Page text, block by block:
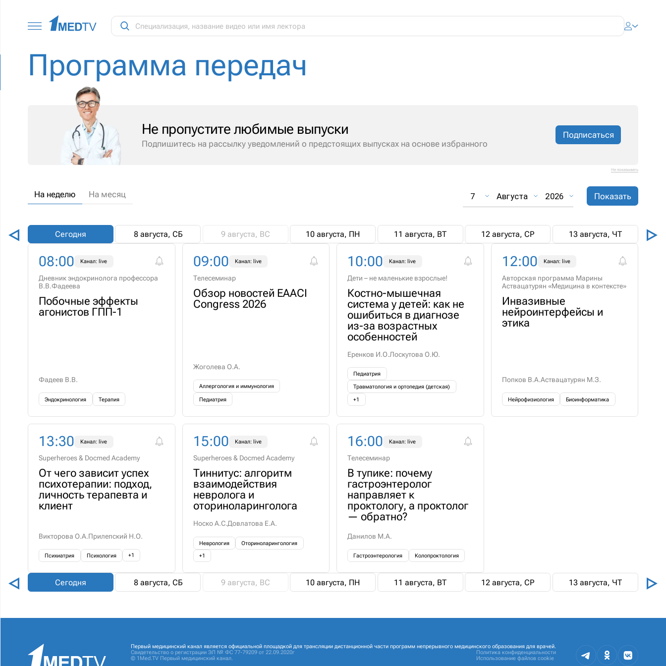
Программа передач
Не пропустите любимые выпуски
Подпишитесь на рассылку уведомлений о предстоящих выпусках на основе избранного
Подписаться
Не показывать
На неделю На месяц 7 Августа 2026 Показать
Сегодня 8 августа, СБ 9 августа, ВС 10 августа, ПН 11 августа, ВТ 12 августа, СР 13 августа, ЧТ
08:00 Канал: live
Дневник эндокринолога профессора
В.В.Фадеева
Побочные эффекты
агонистов ГПП-1
Фадеев В.В.
Эндокринология Терапия
09:00 Канал: live
Телесеминар
Обзор новостей EAACI
Congress 2026
Жоголева О.А.
Аллергология и иммунология
Педиатрия
10:00 Канал: live
Дети – не маленькие взрослые!
Костно-мышечная
система у детей: как не
ошибиться в диагнозе
из-за возрастных
особенностей
Еренков И.О.Лоскутова О.Ю.
Педиатрия
Травматология и ортопедия (детская)
+1
12:00 Канал: live
Авторская программа Марины
Аствацатурян «Медицина в контексте»
Инвазивные
нейроинтерфейсы и
этика
Попков В.А.Аствацатурян М.З.
Нейрофизиология Биоинформатика
13:30 Канал: live
Superheroes & Docmed Academy
От чего зависит успех
психотерапии: подход,
личность терапевта и
клиент
Викторова О.А.Прилепский Н.О.
Психиатрия Психология +1
15:00 Канал: live
Superheroes & Docmed Academy
Тиннитус: алгоритм
взаимодействия
невролога и
оториноларинголога
Носко А.С.Довлатова Е.А.
Неврология
Оториноларингология
+1
16:00 Канал: live
Телесеминар
В тупике: почему
гастроэнтеролог
направляет к
проктологу, а проктолог
— обратно?
Данилов М.А.
Гастроэнтерология Колопроктология
Сегодня 8 августа, СБ 9 августа, ВС 10 августа, ПН 11 августа, ВТ 12 августа, СР 13 августа, ЧТ
Первый медицинский канал является официальной площадкой для трансляции дистанционной части программ непрерывного медицинского образования для врачей.
Свидетельство о регистрации ЭЛ № ФС 77-79209 от 22.09.2020г
© 1Med.TV Первый медицинский канал.
Политика конфиденциальности
Использование файлов cookie